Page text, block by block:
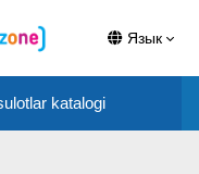
Язык
katalogi